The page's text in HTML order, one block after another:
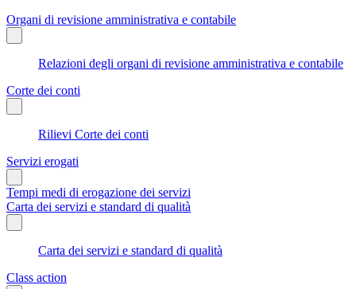
Organi di revisione amministrativa e contabile
Relazioni degli organi di revisione amministrativa e contabile
Corte dei conti
Rilievi Corte dei conti
Servizi erogati
Tempi medi di erogazione dei servizi
Carta dei servizi e standard di qualità
Carta dei servizi e standard di qualità
Class action